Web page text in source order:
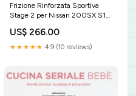
Frizione Rinforzata Sportiva
Stage 2 per Nissan 200SX S14
Competition Clutch
Marca_TOYOTA
US$ 266.00
★★★★★ 4.9 (10 reviews)